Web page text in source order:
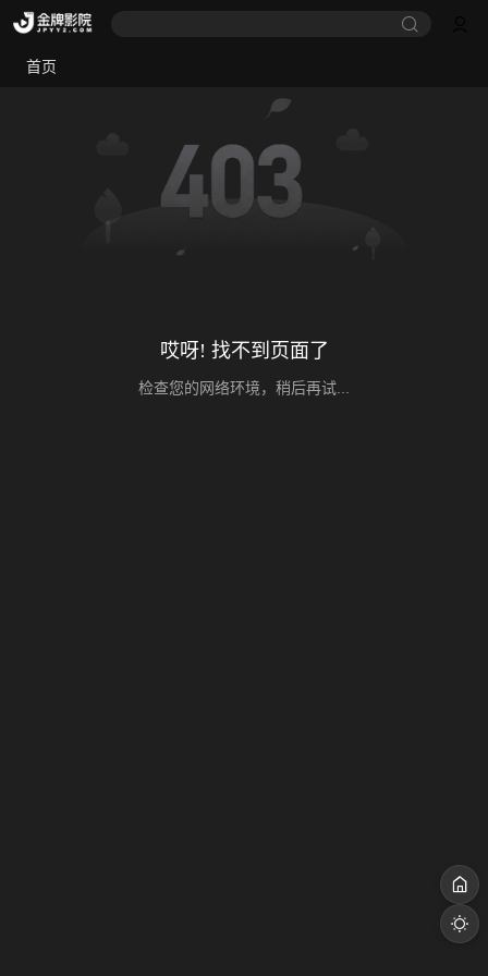
首页
哎呀! 找不到页面了
检查您的网络环境，稍后再试...